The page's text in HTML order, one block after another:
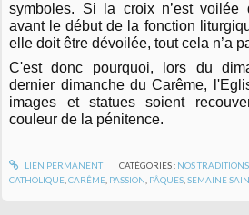
symboles. Si la croix n’est voilée
avant le début de la fonction
elle doit être dévoilée, tout cela n’a
C'est donc pourquoi, lors du
dernier dimanche du Carême,
images et statues soient
couleur de la pénitence.
LIEN PERMANENT CATÉGORIES : NOS TRADITIONS
CATHOLIQUE ,CARÊME PASSION PÂQUES ,SEMAINE